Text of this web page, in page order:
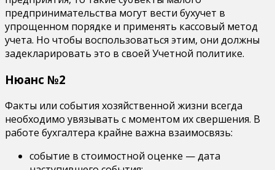
предпринимательства могут вести бухучет в
упрощенном порядке и применять кассовый метод
учета. Но чтобы воспользоваться этим, они должны
задекларировать это в своей Учетной политике.
Нюанс №2
Факты или события хозяйственной жизни всегда
необходимо увязывать с моментом их свершения. В
работе бухгалтера крайне важна взаимосвязь:
событие в стоимостной оценке — дата